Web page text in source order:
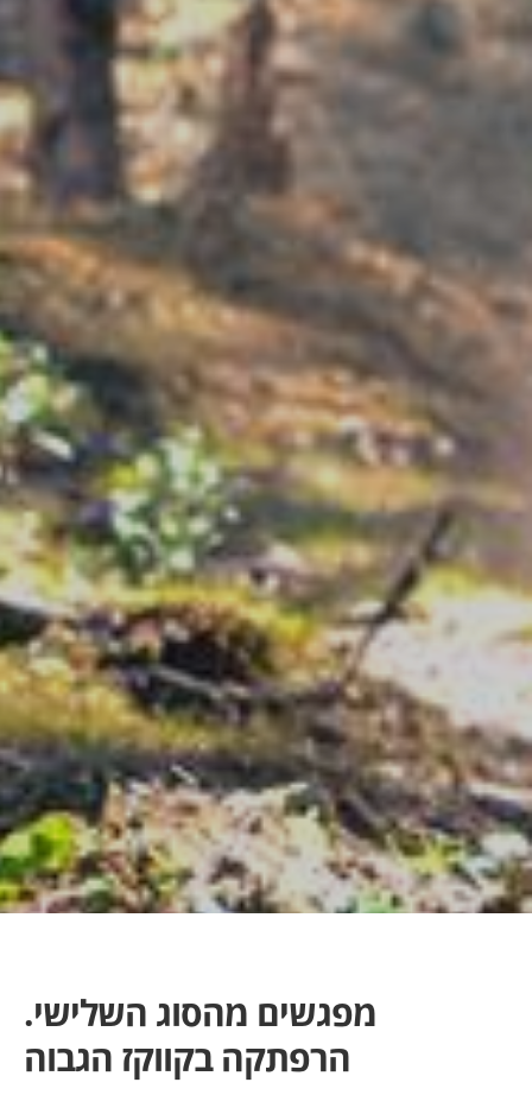
מפגשים מהסוג השלישי.
הרפתקה בקווקז הגבוה